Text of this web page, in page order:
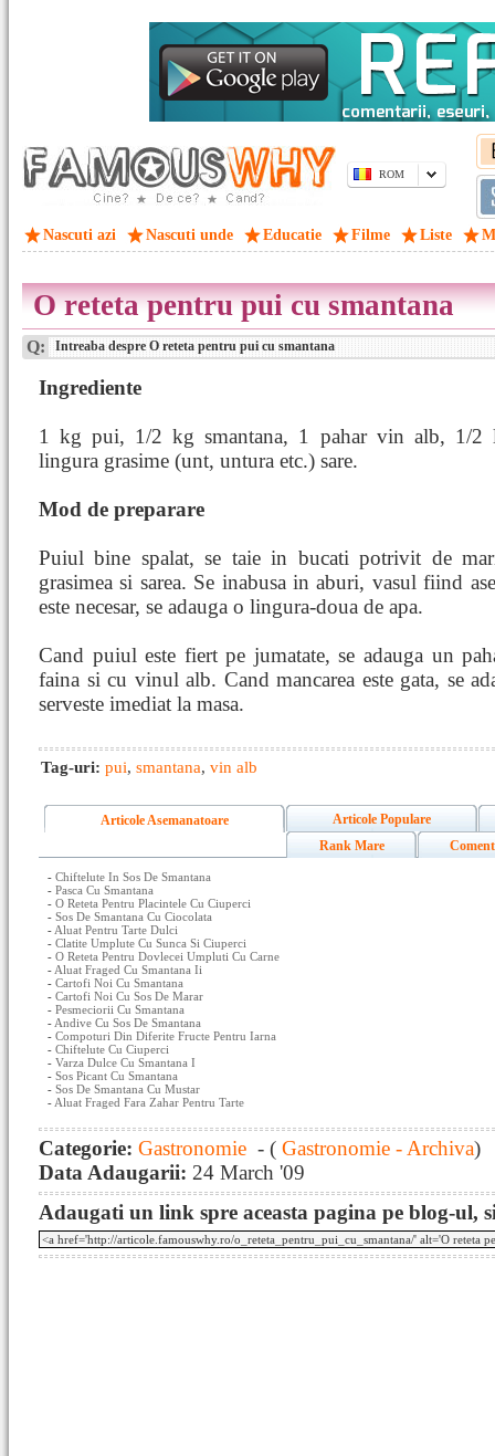
ROM
Nascuti azi Nascuti unde Educatie Filme Liste
O reteta pentru pui cu smantana
Q: Intreaba despre O reteta pentru pui cu smantana
Ingrediente
1 kg pui, 1/2 kg smantana, 1 pahar vin alb, 1/2
lingura grasime (unt, untura etc.) sare.
Mod de preparare
Puiul bine spalat, se taie in bucati potrivit de
grasimea si sarea. Se inabusa in aburi, vasul fiind
este necesar, se adauga o lingura-doua de apa.
Cand puiul este fiert pe jumatate, se adauga un
faina si cu vinul alb. Cand mancarea este gata, se
serveste imediat la masa.
Tag-uri: pui, smantana, vin alb
Articole Asemanatoare
Articole Populare
Rank Mare
- Chiftelute In Sos De Smantana
- Pasca Cu Smantana
- O Reteta Pentru Placintele Cu Ciuperci
- Sos De Smantana Cu Ciocolata
- Aluat Pentru Tarte Dulci
- Clatite Umplute Cu Sunca Si Ciuperci
- O Reteta Pentru Dovlecei Umpluti Cu Carne
- Aluat Fraged Cu Smantana Ii
- Cartofi Noi Cu Smantana
- Cartofi Noi Cu Sos De Marar
- Pesmeciorii Cu Smantana
- Andive Cu Sos De Smantana
- Compoturi Din Diferite Fructe Pentru Iarna
- Chiftelute Cu Ciuperci
- Varza Dulce Cu Smantana I
- Sos Picant Cu Smantana
- Sos De Smantana Cu Mustar
- Aluat Fraged Fara Zahar Pentru Tarte
Categorie: Gastronomie - ( Gastronomie - Archiva)
Data Adaugarii: 24 March '09
Adaugati un link spre aceasta pagina pe blog-ul,